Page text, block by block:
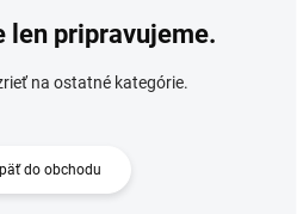
len pripravujeme.
na ostatné kategórie.
do obchodu